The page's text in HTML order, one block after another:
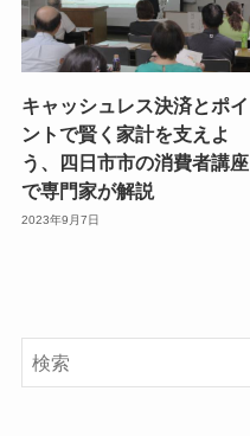
キャッシュレス決済とポイ
ントで賢く家計を支えよ
う、四日市市の消費者講座
で専門家が解説
2023年9月7日